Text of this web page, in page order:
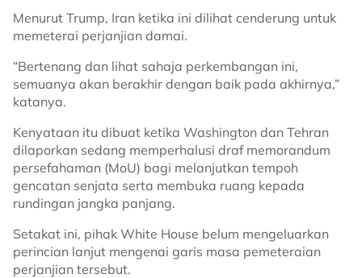
Menurut Trump, Iran ketika ini dilihat cenderung untuk
memeterai perjanjian damai.
“Bertenang dan lihat sahaja perkembangan ini,
semuanya akan berakhir dengan baik pada akhirnya,”
katanya.
Kenyataan itu dibuat ketika Washington dan Tehran
dilaporkan sedang memperhalusi draf memorandum
persefahaman (MoU) bagi melanjutkan tempoh
gencatan senjata serta membuka ruang kepada
rundingan jangka panjang.
Setakat ini, pihak White House belum mengeluarkan
perincian lanjut mengenai garis masa pemeteraian
perjanjian tersebut.